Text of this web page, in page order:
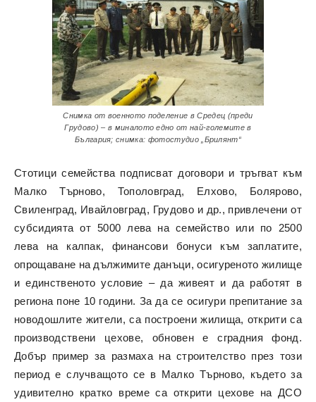
Снимка от военното поделение в Средец (преди
Грудово) – в миналото едно от най-големите в
България; снимка: фотостудио „Брилянт“
Стотици семейства подписват договори и тръгват към
Малко Търново, Тополовград, Елхово, Болярово,
Свиленград, Ивайловград, Грудово и др., привлечени от
субсидията от 5000 лева на семейство или по 2500
лева на калпак, финансови бонуси към заплатите,
опрощаване на дължимите данъци, осигуреното жилище
и единственото условие – да живеят и да работят в
региона поне 10 години. За да се осигури препитание за
новодошлите жители, са построени жилища, открити са
производствени цехове, обновен е сградния фонд.
Добър пример за размаха на строителство през този
период е случващото се в Малко Търново, където за
удивително кратко време са открити цехове на ДСО